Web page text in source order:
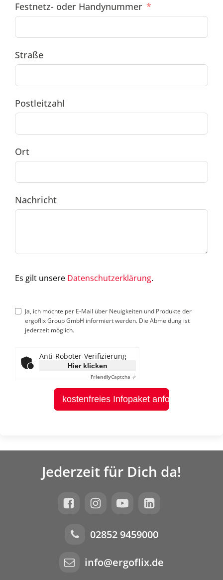
Festnetz- oder Handynummer
Straße
Postleitzahl
Ort
Nachricht
Es gilt unsere Datenschutzerklärung.
Ja, ich möchte per E-Mail über Neuigkeiten und Produkte der
ergoflix Group GmbH informiert werden. Die Abmeldung ist
jederzeit möglich.
Anti-Roboter-Verifizierung
Hier klicken
FriendlyCaptcha ⇗
kostenfreies Infopaket anfordern
Jederzeit für Dich da!
02852 9459000
info@ergoflix.de